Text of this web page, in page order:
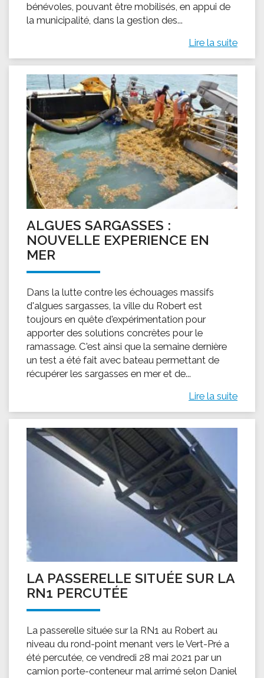
bénévoles, pouvant être mobilisés, en appui de
la municipalité, dans la gestion des...
Lire la suite
ALGUES SARGASSES :
NOUVELLE EXPERIENCE EN
MER
Dans la lutte contre les échouages massifs
d'algues sargasses, la ville du Robert est
toujours en quête d'expérimentation pour
apporter des solutions concrètes pour le
ramassage. C'est ainsi que la semaine dernière
un test a été fait avec bateau permettant de
récupérer les sargasses en mer et de...
Lire la suite
LA PASSERELLE SITUÉE SUR LA
RN1 PERCUTÉE
La passerelle située sur la RN1 au Robert au
niveau du rond-point menant vers le Vert-Pré a
été percutée, ce vendredi 28 mai 2021 par un
camion porte-conteneur mal arrimé selon Daniel